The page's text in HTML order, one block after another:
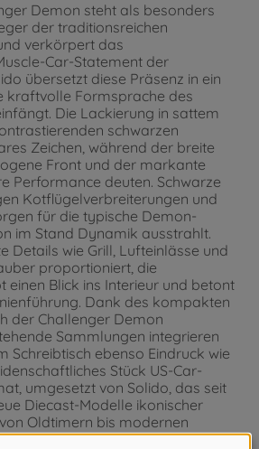
Demon steht als besonders
der traditionsreichen
verkörpert das
Car-Statement der
übersetzt diese Präsenz in ein
kraftvolle Formsprache des
Die Lackierung in sattem
schwarzen
Zeichen, während der breite
Front und der markante
Performance deuten. Schwarze
Kotflügelverbreiterungen und
für die typische Demon-
im Stand Dynamik ausstrahlt.
Details wie Grill, Lufteinlässe und
proportioniert, die
einen Blick ins Interieur und betont
Dank des kompakten
der Challenger Demon
Sammlungen integrieren
Schreibtisch ebenso Eindruck wie
Stück US-Car-
umgesetzt von Solido, das seit
Diecast-Modelle ikonischer
Oldtimern bis modernen